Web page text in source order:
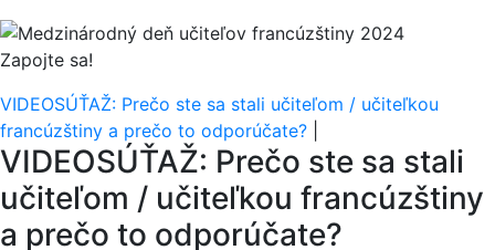
Zapojte sa!
VIDEOSÚŤAŽ: Prečo ste sa stali učiteľom / učiteľkou
francúzštiny a prečo to odporúčate?
VIDEOSÚŤAŽ: Prečo ste sa stali
učiteľom / učiteľkou francúzštiny
a prečo to odporúčate?